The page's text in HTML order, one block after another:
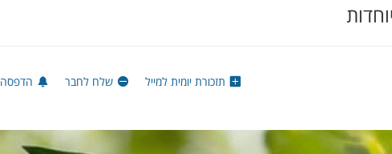
תזכורת יומית למייל שלח לחבר הדפסה